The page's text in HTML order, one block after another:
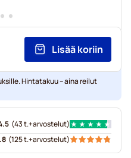
Lisää koriin
Hintatakuu – aina reilut
(43 t.+arvostelut)
(125 t.+arvostelut)